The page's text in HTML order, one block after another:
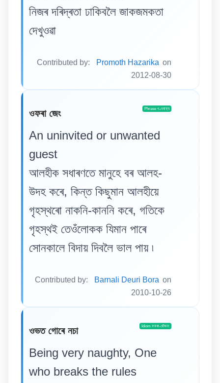
নিজৰ দৰিদ্ৰতা ঢাকিবলৈ জাকজমকতা
দেখুওৱা
Contributed by: Promoth Hazarika on
2012-08-30
Phrase খণ্ডবাক্য
ওফৰা জেং
An uninvited or unwanted
guest
আলহীক সধাৰণতে মানুহে বৰ আলহ-
উদহ কৰে, কিন্ত কিছুমান আলহীয়ে
গৃহস্থৰো নাকনি-কাননি কৰে, গতিকে
গৃহস্থই তেওঁলোকক যিমান পাৰে
সোনকালে বিদায় দিবলৈ ভাল পায় ৷
Contributed by: Barnali Deuri Bora on
2010-10-26
Idiom ফকৰা-যোঁজনা
ওভত গোৰে নচা
Being very naughty, One
who breaks the rules